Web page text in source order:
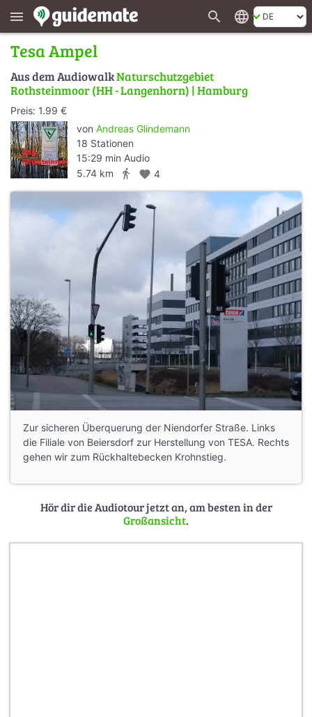
menu search language
Tesa Ampel
Aus dem AudiowalkNaturschutzgebiet
Rothsteinmoor (HH - Langenhorn) | Hamburg
Preis: 1.99 €
von Andreas Glindemann
18 Stationen
15:29 min Audio
5.74 km
directions_walk favorite 4
Zur sicheren Überquerung der Niendorfer Straße. Links
die Filiale von Beiersdorf zur Herstellung von TESA. Rechts
gehen wir zum Rückhaltebecken Krohnstieg.
Hör dir die Audiotour jetzt an, am besten in der
Großansicht.